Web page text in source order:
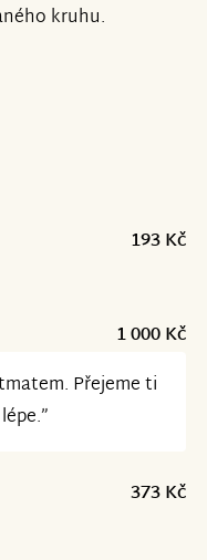
kruhu.
193 Kč
1 000 Kč
Přejeme ti
373 Kč